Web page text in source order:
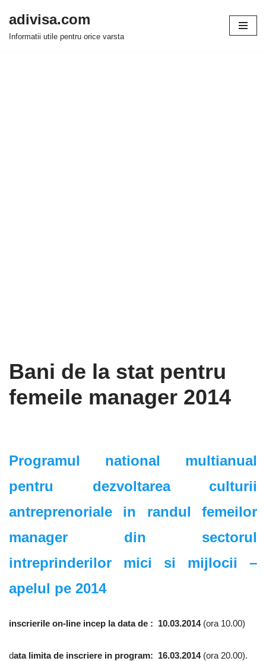
Sari
adivisa.com
Informatii utile pentru orice varsta
Bani de la stat pentru
femeile manager 2014
Programul national multianual
pentru dezvoltarea culturii
antreprenoriale in randul femeilor
manager din sectorul
intreprinderilor mici si mijlocii –
apelul pe 2014
inscrierile on-line incep la data de : 10.03.2014(ora 10.00)
data limita de inscriere in program: 16.03.2014(ora 20.00).